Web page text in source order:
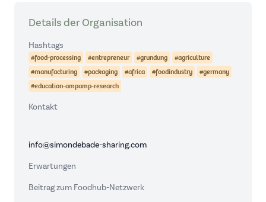
Details der Organisation
Hashtags
#food-processing #entrepreneur #grundung
#agriculture
#manufacturing
#packaging #africa #foodindustry
#germany
#education-ampamp-research
Kontakt
info@simondebade-sharing.com
Erwartungen
Beitrag zum Foodhub-Netzwerk